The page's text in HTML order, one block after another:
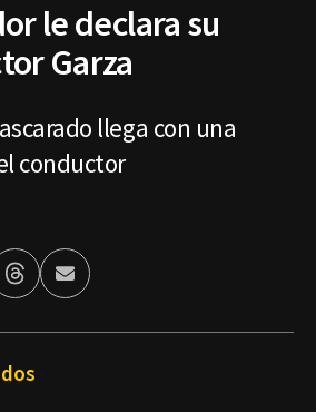
le declara su
Garza
llega con una
conductor
ThreadsEnviar
por